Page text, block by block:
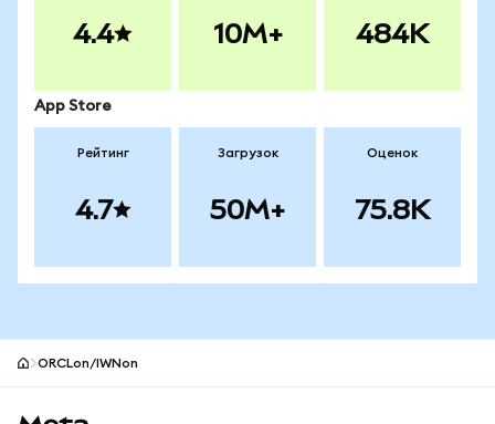
4.4 10M+ 484K
App Store
Рейтинг
4.7
Загрузок
50M+
Оценок
75.8K
ORCLon/IWNon